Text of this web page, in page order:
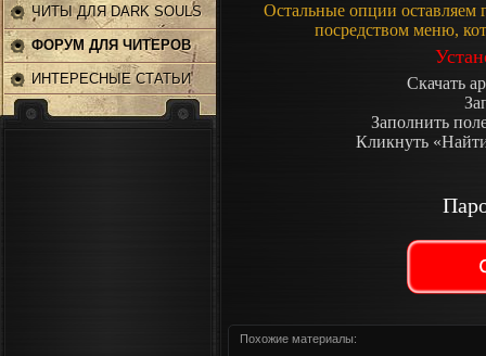
ЧИТЫ ДЛЯ DARK SOULS
2
ФОРУМ ДЛЯ ЧИТЕРОВ
ИНТЕРЕСНЫЕ СТАТЬИ
Остальные опции оставляем
посредством меню,
Скачать
Заполнить
Кликнуть
Похожие материалы: